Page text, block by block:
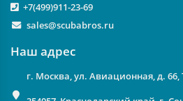
+7(499)911-23-69
sales@scubabros.ru
Наш адрес
г. Москва, ул. Авиационная, д.